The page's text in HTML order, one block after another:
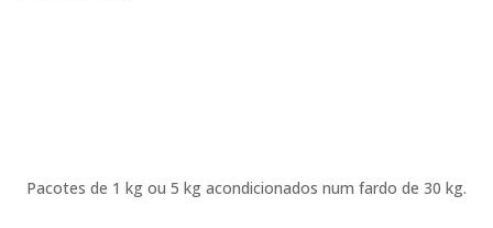
Pacotes de 1 kg ou 5 kg acondicionados num fardo de 30 kg.